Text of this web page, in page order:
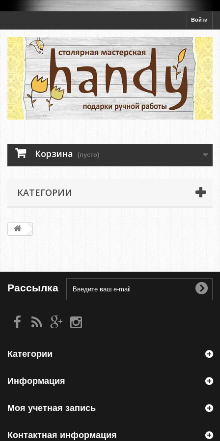
Войти
Корзина (пусто)
КАТЕГОРИИ
Рассылка
Категории
Информация
Моя учетная запись
Контактная информация